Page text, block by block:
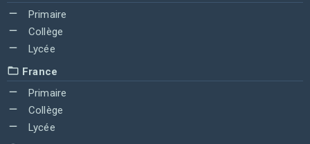
Primaire
Collège
Lycée
France
Primaire
Collège
Lycée